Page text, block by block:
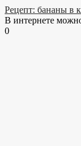
Рецепт: бананы в
В интернете
0